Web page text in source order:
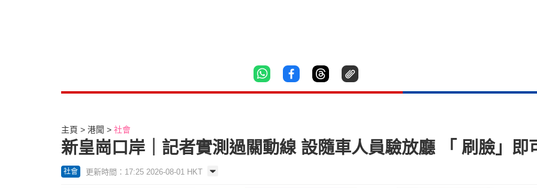
主頁 港聞 社會
新皇崗口岸｜記者實測過關動線 設隨車人員驗放廳 「 刷臉」即
社會 更新時間：17:25 2026-08-01 HKT